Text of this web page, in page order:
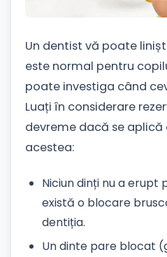
Un dentist vă poate
este normal pentru
poate investiga când
Luați în considerare
devreme dacă se
acestea:
Niciun dinți nu a erupt
există o blocare
dentiția.
Un dinte pare blocat